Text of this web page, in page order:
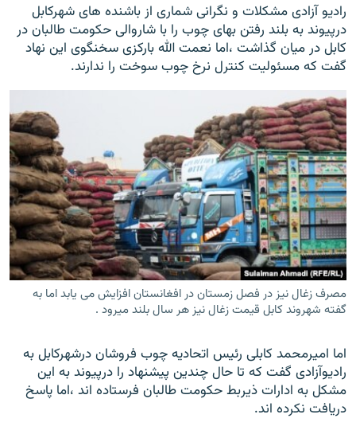
رادیو آزادی مشکلات و نگرانی شماری از باشنده های شهرکابل
درپیوند به بلند رفتن بهای چوب را با شاروالی حکومت طالبان در
کابل در میان گذاشت ،اما نعمت الله بارکزی سخنگوی این نهاد
گفت که مسئولیت کنترل نرخ چوب سوخت را ندارند.
مصرف زغال نیز در فصل زمستان در افغانستان افزایش می یابد اما به
گفته شهروند کابل قیمت زغال نیز هر سال بلند میرود .
اما امیرمحمد کابلی رئیس اتحادیه چوب فروشان درشهرکابل به
رادیوآزادی گفت که تا حال چندین پیشنهاد را درپیوند به این
مشکل به ادارات ذیربط حکومت طالبان فرستاده اند ،اما پاسخ
دریافت نکرده اند.